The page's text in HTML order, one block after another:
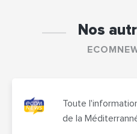
Nos
Toute
de la